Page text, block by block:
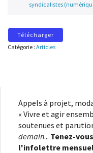
syndicalistes
Télécharger
Catégorie : Articles
Appels à projet,
« Vivre et agir
soutenues et
demain... Tenez-
l'infolettre